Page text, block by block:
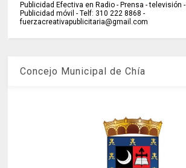
Publicidad Efectiva en Radio - Prensa - televisión
Publicidad móvil - Telf: 310 222 8868 -
fuerzacreativapublicitaria@gmail.com
Concejo Municipal de Chía